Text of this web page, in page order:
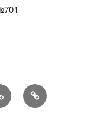
Обменник